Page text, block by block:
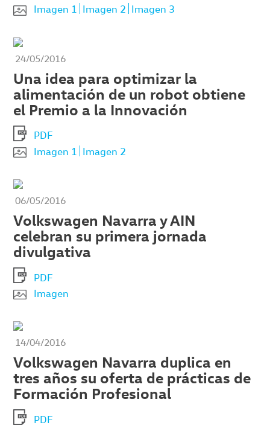
Imagen 1 Imagen 2 Imagen 3
24/05/2016
Una idea para optimizar la
alimentación de un robot obtiene
el Premio a la Innovación
PDF
Imagen 1
Imagen 2
06/05/2016
Volkswagen Navarra y AIN
celebran su primera jornada
divulgativa
PDF
Imagen
14/04/2016
Volkswagen Navarra duplica en
tres años su oferta de prácticas de
Formación Profesional
PDF